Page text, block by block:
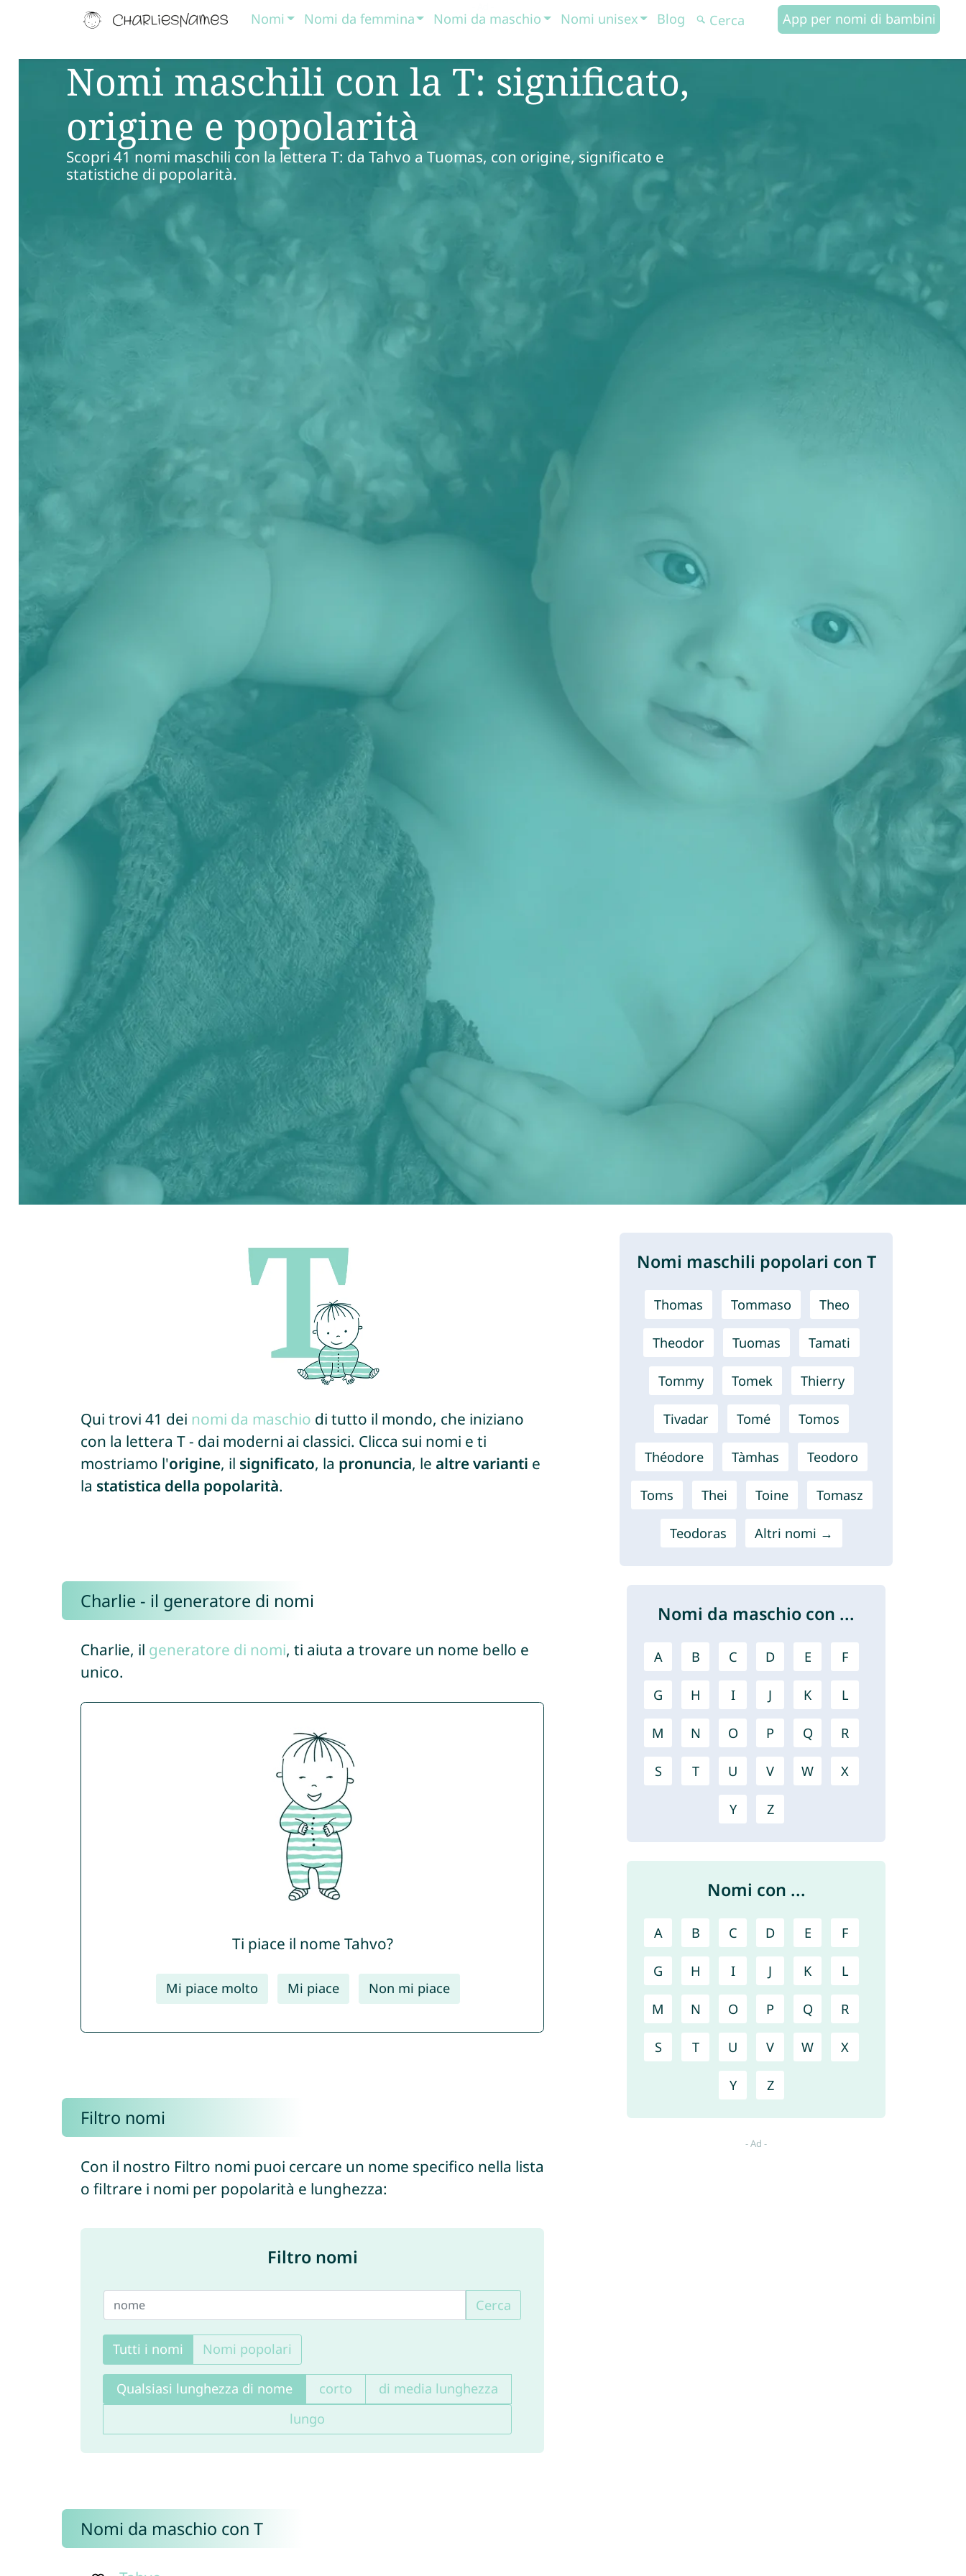
Nomi Nomi da femmina Nomi da maschio Nomi unisex Blog App per nomi di bambini
Nomi maschili con la T: significato,
origine e popolarità
Scopri 41 nomi maschili con la lettera T: da Tahvo a Tuomas, con origine, significato e
statistiche di popolarità.
Qui trovi 41 dei nomi da maschio di tutto il mondo, che iniziano
con la lettera T - dai moderni ai classici. Clicca sui nomi e ti
mostriamo l'origine, il significato, la pronuncia, le altre varianti e
la statistica della popolarità.
Charlie - il generatore di nomi
Charlie, il generatore di nomi, ti aiuta a trovare un nome bello e
unico.
Ti piace il nome Tahvo?
Mi piace molto Mi piace Non mi piace
Filtro nomi
Con il nostro Filtro nomi puoi cercare un nome specifico nella lista
o filtrare i nomi per popolarità e lunghezza:
Filtro nomi
Cerca
Tutti i nomi Nomi popolari
Qualsiasi lunghezza di nome corto
di media lunghezza
lungo
Nomi da maschio con T
Nomi maschili popolari con T
Thomas Tommaso Theo
Theodor Tuomas Tamati
Tommy Tomek Thierry
Tivadar Tomé Tomos
Théodore Tàmhas Teodoro
Toms Thei Toine Tomasz
Teodoras Altri nomi →
Nomi da maschio con ...
A B C D E F
G H I J K L
M N O P Q R
S T U V W X
Y Z
Nomi con ...
A B C D E F
G H I J K L
M N O P Q R
S T U V W X
Y Z